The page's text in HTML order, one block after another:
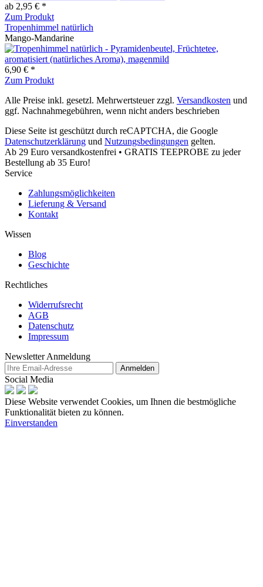
ab 2,95 € *
Zum Produkt
Tropenhimmel natürlich
Mango-Mandarine
6,90 € *
Zum Produkt
Alle Preise inkl. gesetzl. Mehrwertsteuer zzgl. Versandkosten und
ggf. Nachnahmegebühren, wenn nicht anders beschrieben
Diese Seite ist geschützt durch reCAPTCHA, die Google
Datenschutzerklärung und Nutzungsbedingungen gelten.
Ab 29 Euro versandkostenfrei • GRATIS TEEPROBE zu jeder
Bestellung ab 35 Euro!
Service
Zahlungsmöglichkeiten
Lieferung & Versand
Kontakt
Wissen
Blog
Geschichte
Rechtliches
Widerrufsrecht
AGB
Datenschutz
Impressum
Newsletter Anmeldung
Anmelden
Social Media
Diese Website verwendet Cookies, um Ihnen die bestmögliche
Funktionalität bieten zu können.
Einverstanden